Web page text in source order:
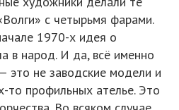
с четырьмя фарами.
1970-х идея о
в народ. И да, всё именно
это не заводские модели и
то профильных ателье. Это